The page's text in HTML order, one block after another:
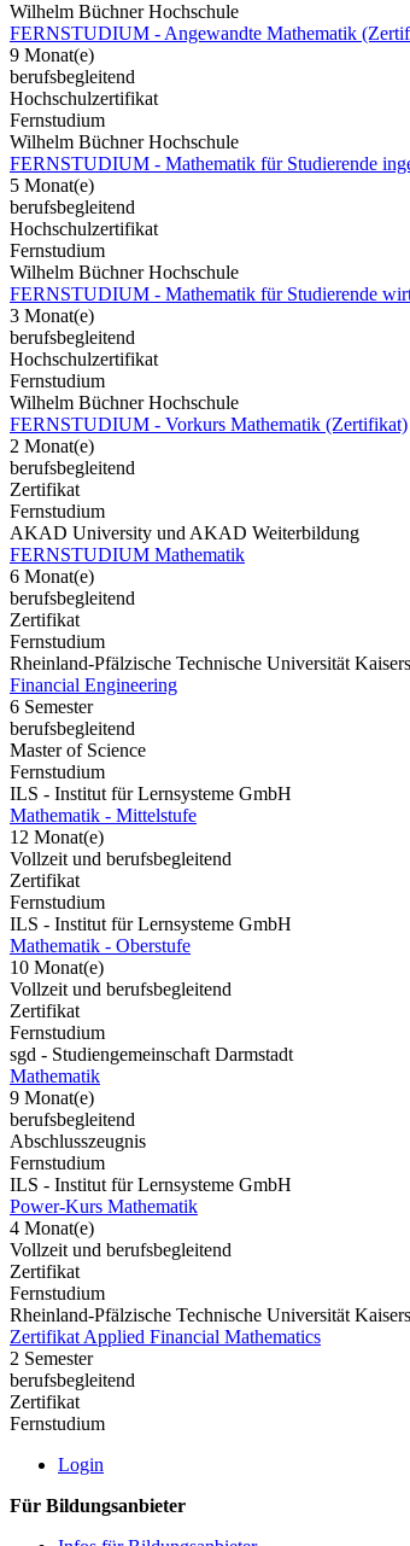
Wilhelm Büchner Hochschule
FERNSTUDIUM - Angewandte Mathematik
9 Monat(e)
berufsbegleitend
Hochschulzertifikat
Fernstudium
Wilhelm Büchner Hochschule
FERNSTUDIUM - Mathematik für Studierende
5 Monat(e)
berufsbegleitend
Hochschulzertifikat
Fernstudium
Wilhelm Büchner Hochschule
FERNSTUDIUM - Mathematik für Studierende
3 Monat(e)
berufsbegleitend
Hochschulzertifikat
Fernstudium
Wilhelm Büchner Hochschule
FERNSTUDIUM - Vorkurs Mathematik (Zertifikat)
2 Monat(e)
berufsbegleitend
Zertifikat
Fernstudium
AKAD University und AKAD Weiterbildung
FERNSTUDIUM Mathematik
6 Monat(e)
berufsbegleitend
Zertifikat
Fernstudium
Rheinland-Pfälzische Technische Universität
Financial Engineering
6 Semester
berufsbegleitend
Master of Science
Fernstudium
ILS - Institut für Lernsysteme GmbH
Mathematik - Mittelstufe
12 Monat(e)
Vollzeit und berufsbegleitend
Zertifikat
Fernstudium
ILS - Institut für Lernsysteme GmbH
Mathematik - Oberstufe
10 Monat(e)
Vollzeit und berufsbegleitend
Zertifikat
Fernstudium
sgd - Studiengemeinschaft Darmstadt
Mathematik
9 Monat(e)
berufsbegleitend
Abschlusszeugnis
Fernstudium
ILS - Institut für Lernsysteme GmbH
Power-Kurs Mathematik
4 Monat(e)
Vollzeit und berufsbegleitend
Zertifikat
Fernstudium
Rheinland-Pfälzische Technische Universität
Zertifikat Applied Financial Mathematics
2 Semester
berufsbegleitend
Zertifikat
Fernstudium
Login
Für Bildungsanbieter